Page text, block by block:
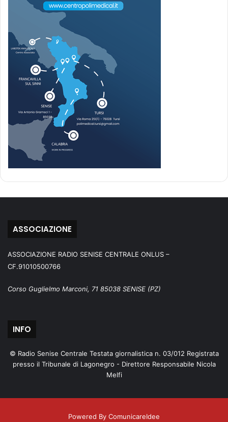
ASSOCIAZIONE
ASSOCIAZIONE RADIO SENISE CENTRALE ONLUS –
CF.91010500766
Corso Guglielmo Marconi, 71 85038 SENISE (PZ)
INFO
© Radio Senise Centrale Testata giornalistica n. 03/012 Registrata
presso il Tribunale di Lagonegro - Direttore Responsabile Nicola
Melfi
Powered By ComunicareIdee